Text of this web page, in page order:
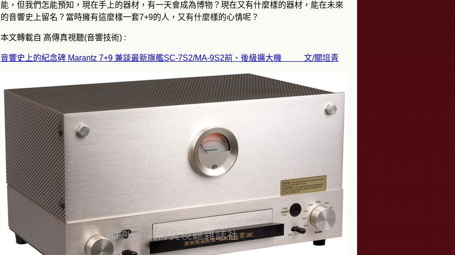
能，但我們怎能預知，現在手上的器材，有一天會成為博物？現在又有什麼樣的器材，能在未來
的音響史上留名？當時擁有這麼樣一套7+9的人，又有什麼樣的心情呢？
本文轉載自 高傳真視聽(音響技術) :
音響史上的紀念碑 Marantz 7+9 兼談最新旗艦SC-7S2/MA-9S2前、後級擴大機 文/關培青